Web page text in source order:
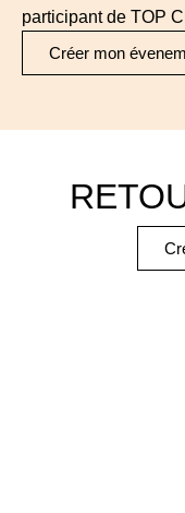
participant de TOP
Créer mon